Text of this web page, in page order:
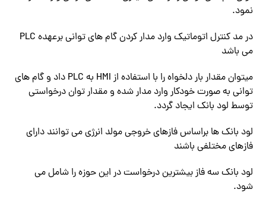
نمود.
در مد کنترل اتوماتیک وارد مدار کردن گام های توانی برعهده PLC
می باشد
میتوان مقدار بار دلخواه را با استفاده از HMI به PLC داد و گام های
توانی به صورت خودکار وارد مدار شده و مقدار توان درخواستی
توسط لود بانک ایجاد گردد.
لود بانک ها براساس فازهای خروجی مولد انرژی می توانند دارای
فازهای مختلفی باشند
لود بانک سه فاز بیشترین درخواست در این حوزه را شامل می
شود.